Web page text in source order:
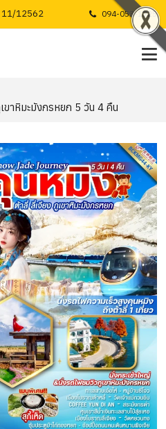
12562 094-053-1725
ขาหิมะมังกรหยก 5 วัน 4 คืน